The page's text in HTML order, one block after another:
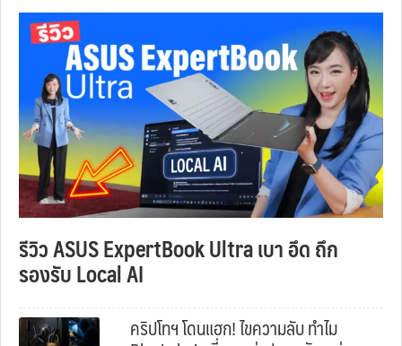
รีวิว ASUS ExpertBook Ultra เบา อึด ถึก
รองรับ Local AI
คริปโทฯ โดนแฮก! ไขความลับ ทำไม